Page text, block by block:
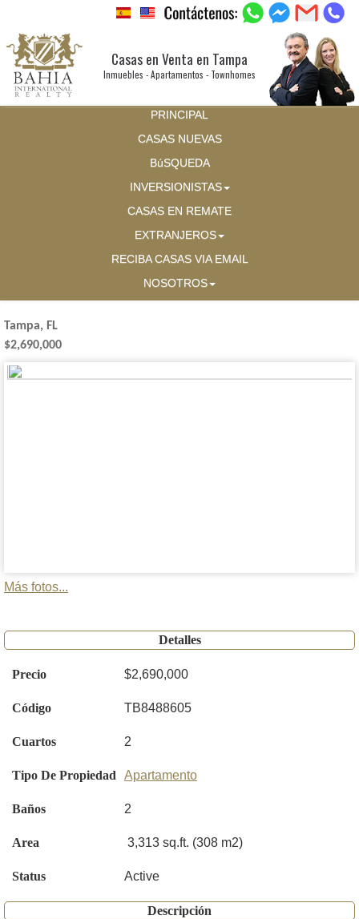
Casas en Venta en Tampa
Inmuebles - Apartamentos - Townhomes
PRINCIPAL
CASAS NUEVAS
BúSQUEDA
INVERSIONISTAS
CASAS EN REMATE
EXTRANJEROS
RECIBA CASAS VIA EMAIL
NOSOTROS
Tampa, FL
$2,690,000
Más fotos...
Detalles
Precio $2,690,000
Código TB8488605
Cuartos 2
Tipo De Propiedad Apartamento
Baños 2
Area 3,313 sq.ft. (308 m2)
Status Active
Descripción